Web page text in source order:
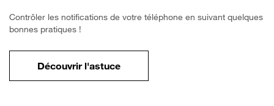
Contrôler les notifications de votre téléphone en suivant quelques
bonnes pratiques !
Découvrir l'astucepour Comment limiter les notifications